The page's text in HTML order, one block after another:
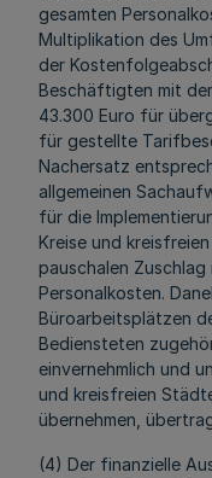
gesamten
Multiplikation des
der
Beschäftigten mit
43.300 Euro für
für gestellte
Nachersatz
allgemeinen
für die
Kreise und
pauschalen
Personalkosten.
Büroarbeitsplätzen
Bediensteten
einvernehmlich und
und kreisfreien
übernehmen,
(4) Der finanzielle